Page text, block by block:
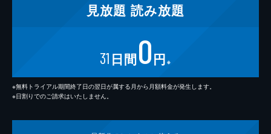
見放題 読み放題
31 日間0円 ※
※無料トライアル期間終了日の翌日が属する月から月額料金が発生します。
※日割りでのご請求はいたしません。